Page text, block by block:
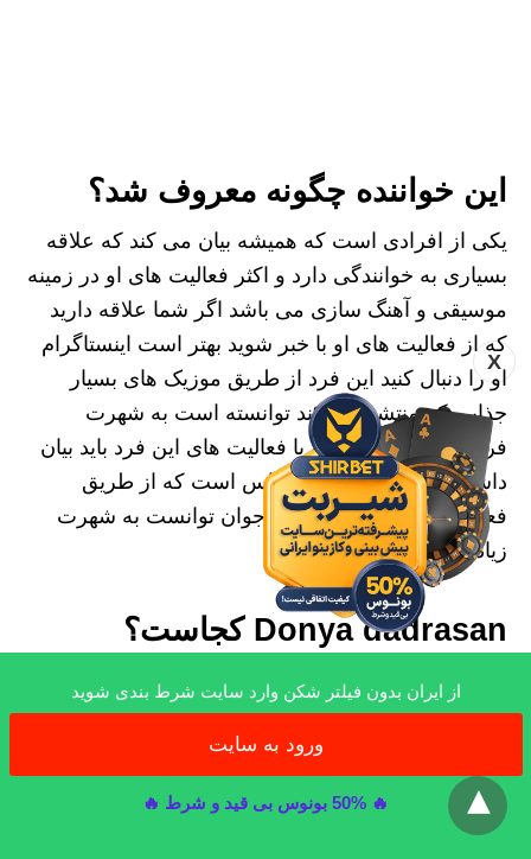
X
این خواننده چگونه معروف شد؟
یکی از افرادی است که همیشه بیان می کند که علاقه
بسیاری به خوانندگی دارد و اکثر فعالیت های او در زمینه
موسیقی و آهنگ سازی می باشد اگر شما علاقه دارید
که از فعالیت های او با خبر شوید بهتر است اینستاگرام
او را دنبال کنید این فرد از طریق موزیک های بسیار
جذابی که منتشر می کند توانسته است به شهرت
فراوان برسد در رابطه با فعالیت های این فرد باید بیان
داشت که جزو افراد سرشناس است که از طریق
فعالیت‌ هایی در شبکه رادیو جوان توانست به شهرت
زیادی دست پیدا کند.
Donya dadrasan کجاست؟
این فرد سرشناس چند سالی می شود که از ایران خارج
شده است و در حال حاضر در خارج از کشور به فعالیت
های خودش ادامه می دهد این خواننده سرشناس در
ملبورن استرالیا زندگی می کند و فعالیت های او در این
کشور می باشد. اگر می خواهید در رابطه با فعالیت‌ های
از ایران بدون فیلتر شکن وارد سایت شرط بندی شوید
ورود به سایت
🔥 50% بونوس بی قید و شرط 🔥